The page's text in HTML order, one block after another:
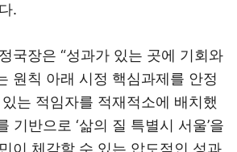
.
국장은 “성과가 있는 곳에 기회와
원칙 아래 시정 핵심과제를 안정
는 적임자를 적재적소에 배치했
기반으로 ‘삶의 질 특별시 서울’을
이 체감할 수 있는 압도적인 성과